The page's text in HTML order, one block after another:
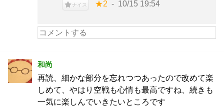
ナイス ★2 10/15 19:54
和尚
再読、細かな部分を忘れつつあったので改めて楽
しめて、やはり空戦も心情も最高ですね、続きも
一気に楽しんでいきたいところです